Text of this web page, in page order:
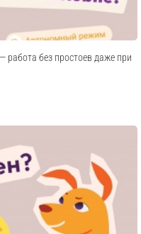
без простоев даже при